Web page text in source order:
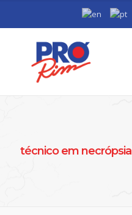
técnico em necrópsia